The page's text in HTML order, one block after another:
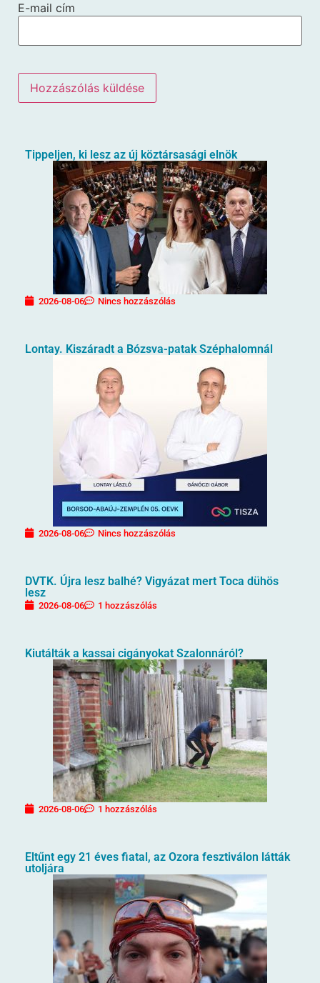
E-mail cím
Tippeljen, ki lesz az új köztársasági elnök
2026-08-06 Nincs hozzászólás
Lontay. Kiszáradt a Bózsva-patak Széphalomnál
2026-08-06 Nincs hozzászólás
DVTK. Újra lesz balhé? Vigyázat mert Toca dühös
lesz
2026-08-06 1 hozzászólás
Kiutálták a kassai cigányokat Szalonnáról?
2026-08-06 1 hozzászólás
Eltűnt egy 21 éves fiatal, az Ozora fesztiválon látták
utoljára